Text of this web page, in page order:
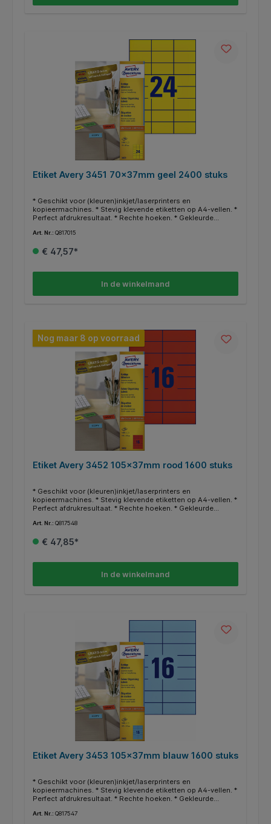
Etiket Avery 3451 70x37mm geel 2400 stuks
* Geschikt voor (kleuren)inkjet/laserprinters en
kopieermachines. * Stevig klevende etiketten op A4-vellen. *
Perfect afdrukresultaat. * Rechte hoeken. * Gekleurde
om documenten, boeken en andere voorwerpen te
ontwerpsoftware beschikbaar op http://www.avery.eu.
Art. Nr.: Q817015
€ 47,57*
In de winkelmand
Nog maar 8 op voorraad
Etiket Avery 3452 105x37mm rood 1600 stuks
* Geschikt voor (kleuren)inkjet/laserprinters en
kopieermachines. * Stevig klevende etiketten op A4-vellen. *
Perfect afdrukresultaat. * Rechte hoeken. * Gekleurde
om documenten, boeken en andere voorwerpen te
ontwerpsoftware beschikbaar op http://www.avery.eu.
Art. Nr.: Q817548
€ 47,85*
In de winkelmand
Etiket Avery 3453 105x37mm blauw 1600 stuks
* Geschikt voor (kleuren)inkjet/laserprinters en
kopieermachines. * Stevig klevende etiketten op A4-vellen. *
Perfect afdrukresultaat. * Rechte hoeken. * Gekleurde
om documenten, boeken en andere voorwerpen te
Art. Nr.: Q817547